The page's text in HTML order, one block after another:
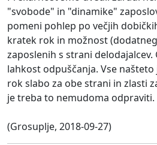
"svobode" in "dinamike"
pomeni pohlep po večjih
kratek rok in možnost
zaposlenih s strani delodajalcev.
lahkost odpuščanja. Vse našteto
rok slabo za obe strani in zlasti
je treba to nemudoma odpraviti.
(Grosuplje, 2018-09-27)